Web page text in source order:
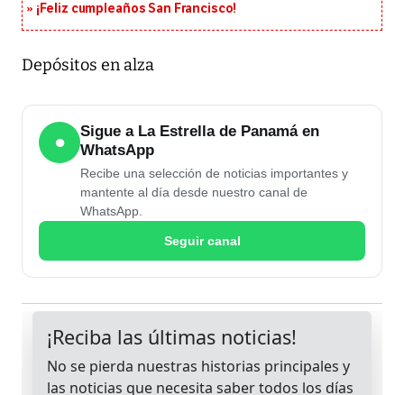
¡Feliz cumpleaños San Francisco!
Depósitos en alza
●
Sigue a La Estrella de Panamá en
WhatsApp
Recibe una selección de noticias importantes y
mantente al día desde nuestro canal de
WhatsApp.
Seguir canal